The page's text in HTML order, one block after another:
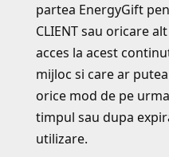
partea EnergyGift
CLIENT sau oricare
acces la acest
mijloc si care ar
orice mod de pe
timpul sau dupa
utilizare.